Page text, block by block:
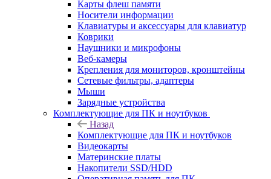
Карты флеш памяти
Носители информации
Клавиатуры и аксессуары для клавиатур
Коврики
Наушники и микрофоны
Веб-камеры
Крепления для мониторов, кронштейны
Сетевые фильтры, адаптеры
Мыши
Зарядные устройства
Комплектующие для ПК и ноутбуков
Назад
Комплектующие для ПК и ноутбуков
Видеокарты
Материнские платы
Накопители SSD/HDD